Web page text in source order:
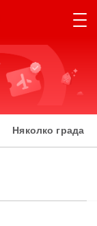
Няколко града